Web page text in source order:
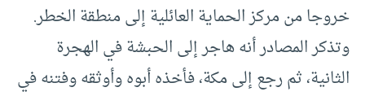
خروجا من مركز الحماية العائلية إلى منطقة الخطر.
وتذكر المصادر أنه هاجر إلى الحبشة في الهجرة
الثانية، ثم رجع إلى مكة، فأخذه أبوه وأوثقه وفتنه في